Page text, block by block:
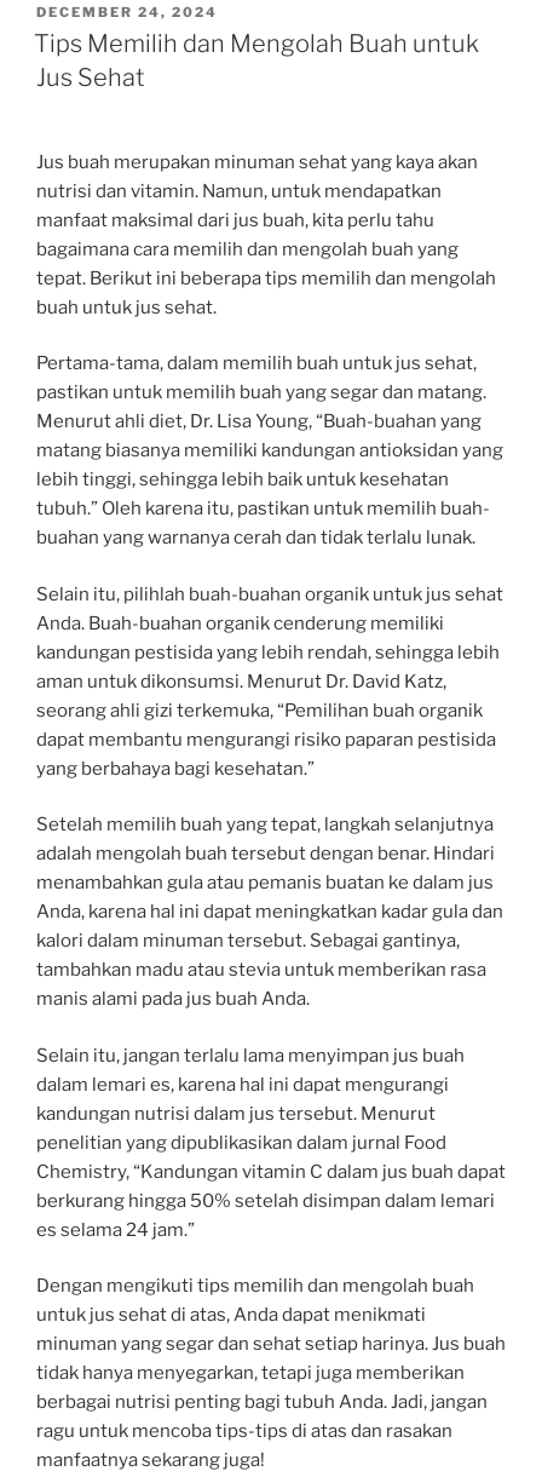
POSTED
ON
DECEMBER 24, 2024
Tips Memilih dan Mengolah Buah untuk
Jus Sehat
Jus buah merupakan minuman sehat yang kaya akan
nutrisi dan vitamin. Namun, untuk mendapatkan
manfaat maksimal dari jus buah, kita perlu tahu
bagaimana cara memilih dan mengolah buah yang
tepat. Berikut ini beberapa tips memilih dan mengolah
buah untuk jus sehat.
Pertama-tama, dalam memilih buah untuk jus sehat,
pastikan untuk memilih buah yang segar dan matang.
Menurut ahli diet, Dr. Lisa Young, “Buah-buahan yang
matang biasanya memiliki kandungan antioksidan yang
lebih tinggi, sehingga lebih baik untuk kesehatan
tubuh.” Oleh karena itu, pastikan untuk memilih buah-
buahan yang warnanya cerah dan tidak terlalu lunak.
Selain itu, pilihlah buah-buahan organik untuk jus sehat
Anda. Buah-buahan organik cenderung memiliki
kandungan pestisida yang lebih rendah, sehingga lebih
aman untuk dikonsumsi. Menurut Dr. David Katz,
seorang ahli gizi terkemuka, “Pemilihan buah organik
dapat membantu mengurangi risiko paparan pestisida
yang berbahaya bagi kesehatan.”
Setelah memilih buah yang tepat, langkah selanjutnya
adalah mengolah buah tersebut dengan benar. Hindari
menambahkan gula atau pemanis buatan ke dalam jus
Anda, karena hal ini dapat meningkatkan kadar gula dan
kalori dalam minuman tersebut. Sebagai gantinya,
tambahkan madu atau stevia untuk memberikan rasa
manis alami pada jus buah Anda.
Selain itu, jangan terlalu lama menyimpan jus buah
dalam lemari es, karena hal ini dapat mengurangi
kandungan nutrisi dalam jus tersebut. Menurut
penelitian yang dipublikasikan dalam jurnal Food
Chemistry, “Kandungan vitamin C dalam jus buah dapat
berkurang hingga 50% setelah disimpan dalam lemari
es selama 24 jam.”
Dengan mengikuti tips memilih dan mengolah buah
untuk jus sehat di atas, Anda dapat menikmati
minuman yang segar dan sehat setiap harinya. Jus buah
tidak hanya menyegarkan, tetapi juga memberikan
berbagai nutrisi penting bagi tubuh Anda. Jadi, jangan
ragu untuk mencoba tips-tips di atas dan rasakan
manfaatnya sekarang juga!